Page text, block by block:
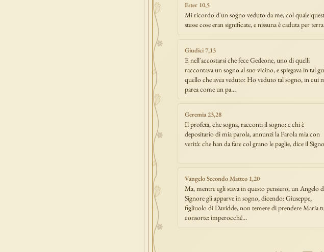
Ester 10,5
Mi ricordo d'un sogno veduto da me, col quale
stesse cose eran significate, e nissuna è caduta per
Giudici 7,13
E nell'accostarsi che fece Gedeone, uno di quelli
raccontava un sogno al suo vicino, e spiegava in tal
quello che avea veduto: Ho veduto tal sogno, in cui
parea come un pa…
Geremia 23,28
Il profeta, che sogna, racconti il sogno: e chi è
depositario di mia parola, annunzi la Parola mia con
verità: che han da fare col grano le paglie, dice il
Vangelo Secondo Matteo 1,20
Ma, mentre egli stava in questo pensiero, un Angelo
Signore gli apparve in sogno, dicendo: Giuseppe,
figliuolo di Davidde, non temere di prendere Maria
consorte: imperocché…